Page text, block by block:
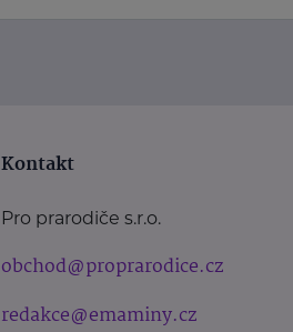
Kontakt
Pro prarodiče s.r.o.
obchod@proprarodice.cz
redakce@emaminy.cz